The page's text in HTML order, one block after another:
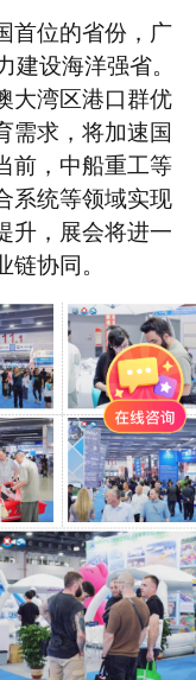
首位的省份，广
建设海洋强省。
大湾区港口群优
需求，将加速国
前，中船重工等
系统等领域实现
升，展会将进一
协同。